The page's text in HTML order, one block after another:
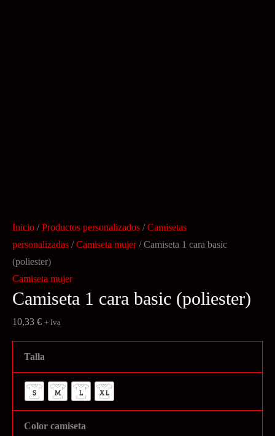
Inicio /Productos personalizados /Camisetas
personalizadas /Camiseta mujer/ Camiseta 1 cara basic
(poliester)
Camiseta mujer
Camiseta 1 cara basic (poliester)
10,33 € + Iva
Talla
Color camiseta